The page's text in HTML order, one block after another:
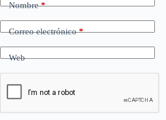
Nombre*
Correo electrónico*
Web